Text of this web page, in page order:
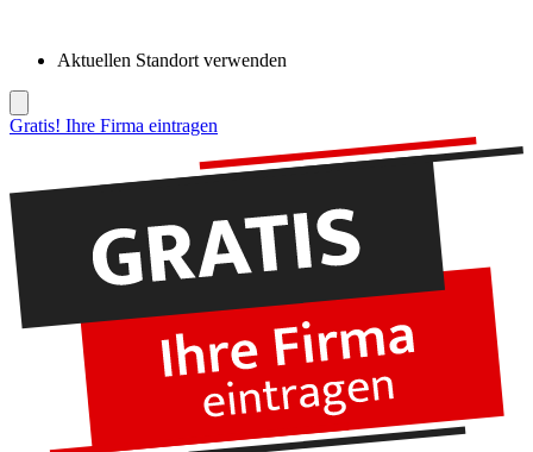
Aktuellen Standort verwenden
Gratis! Ihre Firma eintragen